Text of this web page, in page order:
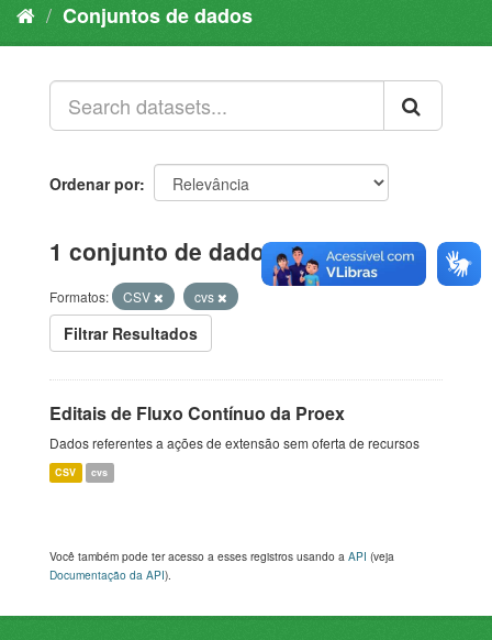
Conjuntos de dados
Ordenar por
1 conjunto de dados encontrado
Formatos: CSV cvs
Filtrar Resultados
Editais de Fluxo Contínuo da Proex
Dados referentes a ações de extensão sem oferta de recursos
CSV cvs
Você também pode ter acesso a esses registros usando a API (veja
Documentação da API).